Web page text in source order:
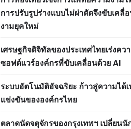
การปรับรูปร่างแบบไม่ผ่าตัดจึงขับเคลื่
งามยุคใหม่
เศรษฐกิจดิจิทัลของประเทศไทยเร่งคว
ซอฟต์แวร์องค์กรที่ขับเคลื่อนด้วย AI
ระบบอัตโนมัติอัจฉริยะ ก้าวสู่ความได้
แข่งขันขององค์กรไทย
ตลาดนัดจตุจักรของกรุงเทพฯ เปลี่ยน